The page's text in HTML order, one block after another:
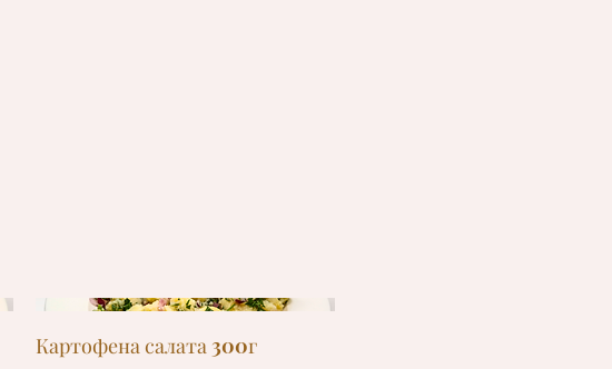
Картофена салата 300г